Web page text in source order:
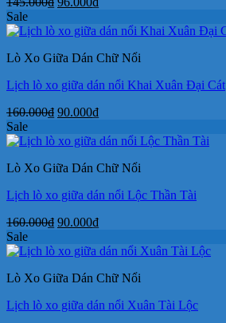
là:
tại
96.000₫.
Sale
Lò Xo Giữa Dán Chữ Nổi
Lịch lò xo giữa dán nổi Khai Xuân Đại Cát
160.000₫ Giá
là:
90.000₫Giá
tại
90.000₫.
Sale
Lò Xo Giữa Dán Chữ Nổi
Lịch lò xo giữa dán nổi Lộc Thần Tài
160.000₫ Giá
là:
90.000₫Giá
tại
90.000₫.
Sale
Lò Xo Giữa Dán Chữ Nổi
Lịch lò xo giữa dán nổi Xuân Tài Lộc